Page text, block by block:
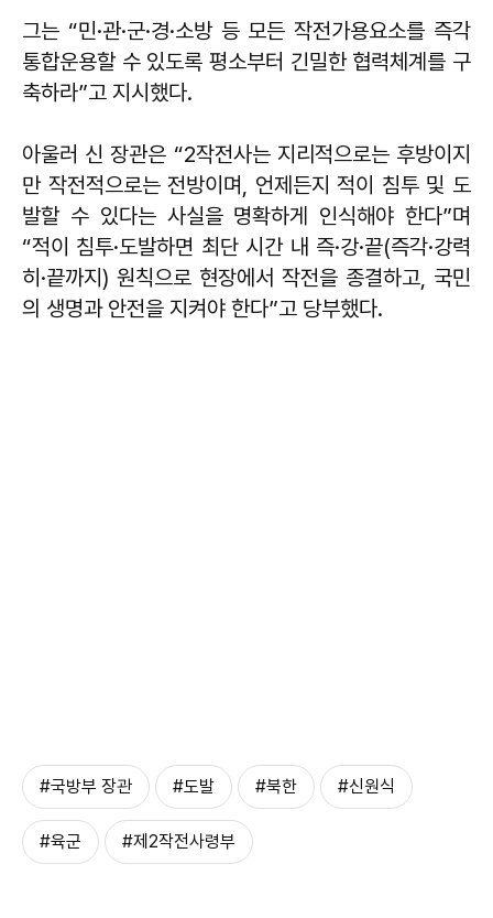
그는 “민·관·군·경·소방 등 모든 작전가용요소를 즉각
통합운용할 수 있도록 평소부터 긴밀한 협력체계를 구
축하라”고 지시했다.
아울러 신 장관은 “2작전사는 지리적으로는 후방이지
만 작전적으로는 전방이며, 언제든지 적이 침투 및 도
발할 수 있다는 사실을 명확하게 인식해야 한다”며
“적이 침투·도발하면 최단 시간 내 즉·강·끝(즉각·강력
히·끝까지) 원칙으로 현장에서 작전을 종결하고, 국민
의 생명과 안전을 지켜야 한다”고 당부했다.
#국방부 장관 #도발 #북한 #신원식
#육군 #제2작전사령부